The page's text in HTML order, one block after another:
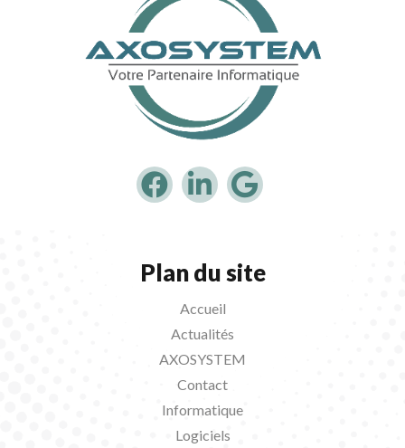
Plan du site
Accueil
Actualités
AXOSYSTEM
Contact
Informatique
Logiciels